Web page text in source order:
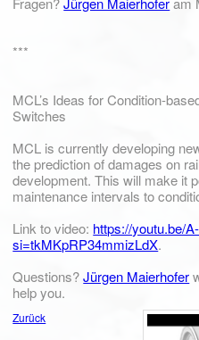
***
MCL’s Ideas for Condition-
Switches
MCL is currently developing
the prediction of damages on
development. This will make it
maintenance intervals to
Link to video: https://youtu.be/
si=tkMKpRP34mmizLdX.
Questions?Jürgen Maierhofer
help you.
Zurück